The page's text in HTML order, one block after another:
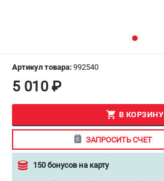
СЕРВИС
МАГАЗИНЫ
ПОДДЕРЖКА
Сервисный центр
Как нас найти
Артикул товара: 992540
5 010 ₽
В КОРЗИНУ
ЗАПРОСИТЬ СЧЕТ
150 бонусов на карту